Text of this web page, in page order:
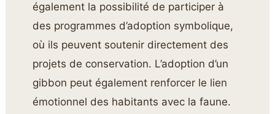
également la possibilité de participer à
des programmes d’adoption symbolique,
où ils peuvent soutenir directement des
projets de conservation. L’adoption d’un
gibbon peut également renforcer le lien
émotionnel des habitants avec la faune.